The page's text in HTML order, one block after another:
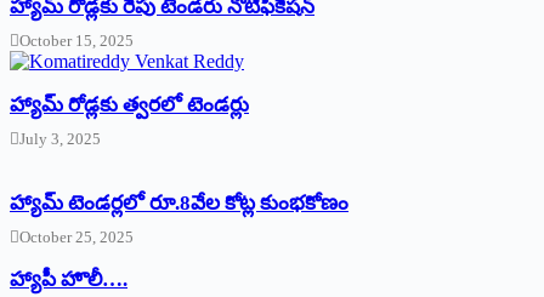
హ్యామ్‌ రోడ్లకు రేపు టెండరు నోటిఫికేషన్‌
October 15, 2025
హ్యామ్‌ రోడ్లకు త్వరలో టెండర్లు
July 3, 2025
హ్యామ్‌ ‌టెండర్లలో రూ.8వేల కోట్ల కుంభకోణం
October 25, 2025
హ్యాపీ హొలీ….